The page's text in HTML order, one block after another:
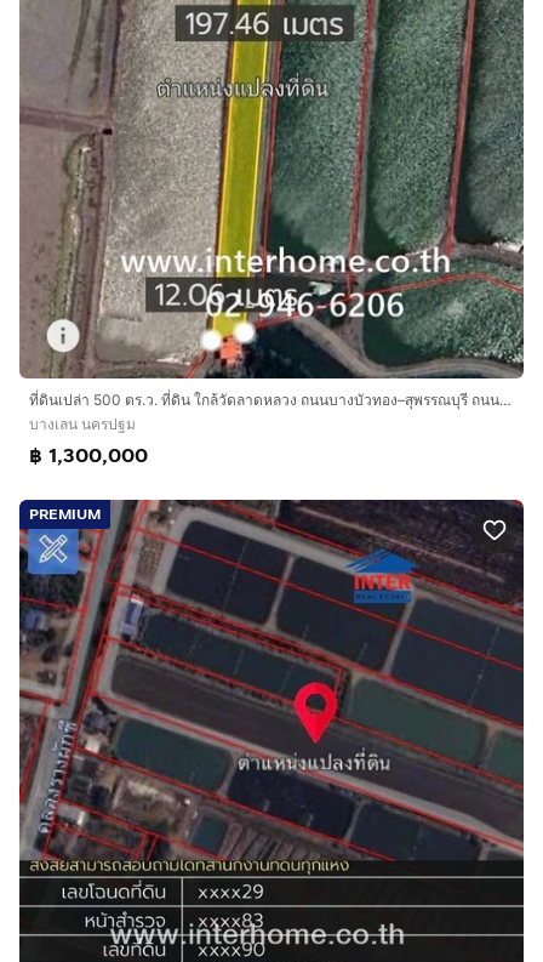
ที่ดินเปล่า 500 ตร.ว. ที่ดิน ใกล้วัดลาดหลวง ถนนบางบัวทอง–สุพรรณบุรี ถนนปทุมธานี-บางเลน บางเลน นครปฐม
บางเลน นครปฐม
฿ 1,300,000
PREMIUM